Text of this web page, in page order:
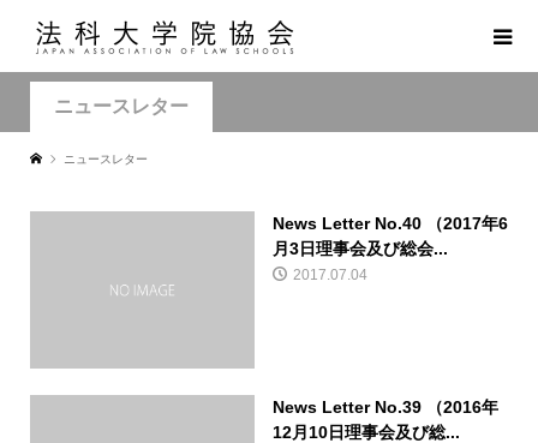
ニュースレター
ニュースレター
News Letter No.40 （2017年6
月3日理事会及び総会...
2017.07.04
News Letter No.39 （2016年
12月10日理事会及び総...